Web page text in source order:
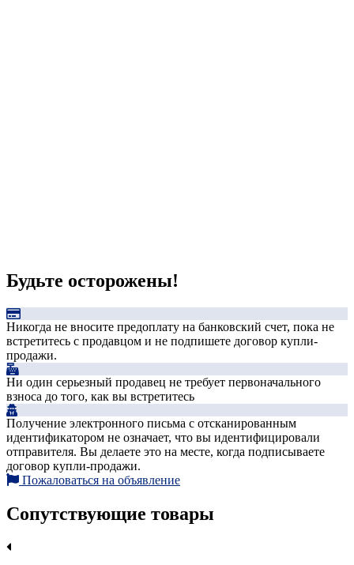
Будьте осторожены!
Никогда не вносите предоплату на банковский счет, пока не
встретитесь с продавцом и не подпишете договор купли-
продажи.
Ни один серьезный продавец не требует первоначального
взноса до того, как вы встретитесь
Получение электронного письма с отсканированным
идентификатором не означает, что вы идентифицировали
отправителя. Вы делаете это на месте, когда подписываете
договор купли-продажи.
Пожаловаться на объявление
Сопутствующие товары